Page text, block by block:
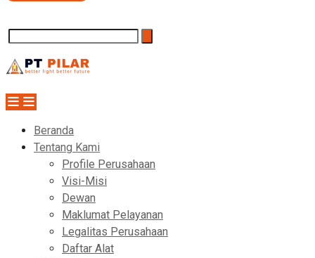
Beranda
Tentang Kami
Profile Perusahaan
Visi-Misi
Dewan
Maklumat Pelayanan
Legalitas Perusahaan
Daftar Alat